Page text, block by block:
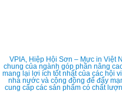
VPIA, Hiệp Hội Sơn – Mực in Việt
chung của ngành góp phần nâng
mang lại lợi ích tốt nhất của các hội
nhà nước và cộng đồng để đẩy
cung cấp các sản phẩm có chất